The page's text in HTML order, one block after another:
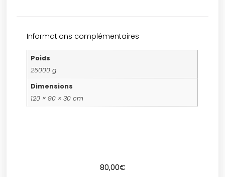
Informations complémentaires
Poids
25000 g
Dimensions
120 × 90 × 30 cm
80,00€